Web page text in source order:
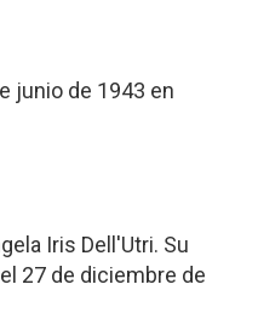
junio de 1943 en
Iris Dell'Utri. Su
27 de diciembre de